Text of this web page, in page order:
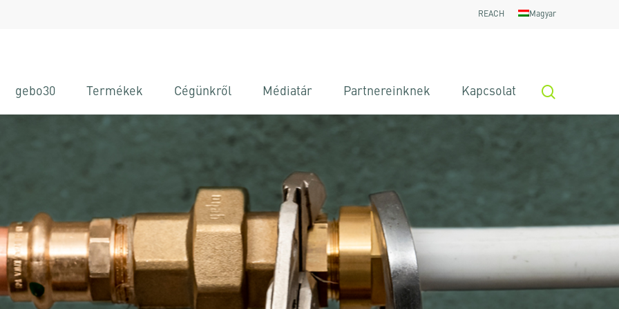
REACH Magyar
gebo30 Termékek Cégünkről Médiatár Partnereinknek Kapcsolat